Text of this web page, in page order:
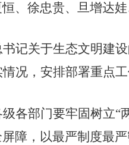
、徐忠贵、旦增达
记关于生态文明建
况，安排部署重点工
各部门要牢固树立
障，以最严制度最